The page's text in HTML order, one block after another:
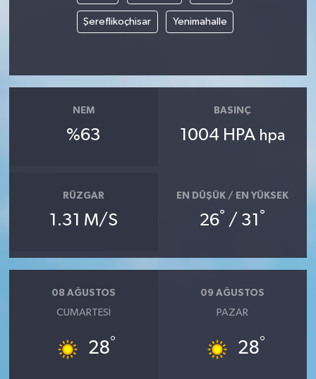
Şereflikoçhisar Yenimahalle
NEM
%63
BASINÇ
1004 HPA hpa
RÜZGAR
1.31 M/S
EN DÜŞÜK / EN YÜKSEK
26° / 31 °
08 AĞUSTOS
CUMARTESI
28°
09 AĞUSTOS
PAZAR
28°